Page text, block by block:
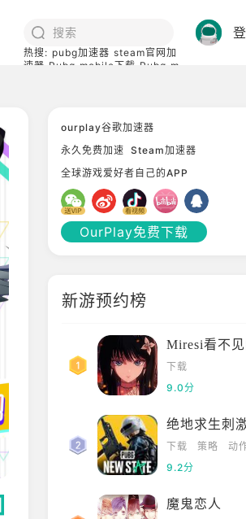
热搜: pubg加速器 steam官网加
速器 Pubg mobile下载 Pubg m
ourplay谷歌加速器
永久免费加速 Steam加速器
全球游戏爱好者自己的APP
OurPlay免费下载
新游预约榜
Miresi看不
下载
9.0分
绝地求生刺
下载 策略 动
9.2分
魔鬼恋人